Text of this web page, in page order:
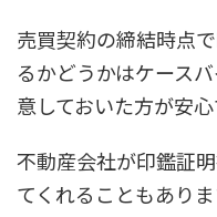
売買契約の締結時点
るかどうかはケース
意しておいた方が安心
不動産会社が印鑑証
てくれることもありま